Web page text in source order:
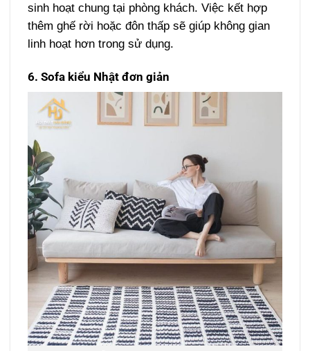
sinh hoạt chung tại phòng khách. Việc kết hợp
thêm ghế rời hoặc đôn thấp sẽ giúp không gian
linh hoạt hơn trong sử dụng.
6. Sofa kiểu Nhật đơn giản